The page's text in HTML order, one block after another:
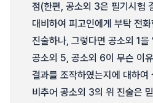
점(한편, 공소외 3은 필기시험
대비하여 피고인에게 부탁 전
진술하나, 그렇다면 공소외 1
공소외 5, 공소외 6이 무슨 이
결과를 조작하였는지에 대하여
비추어 공소외 3의 위 진술은